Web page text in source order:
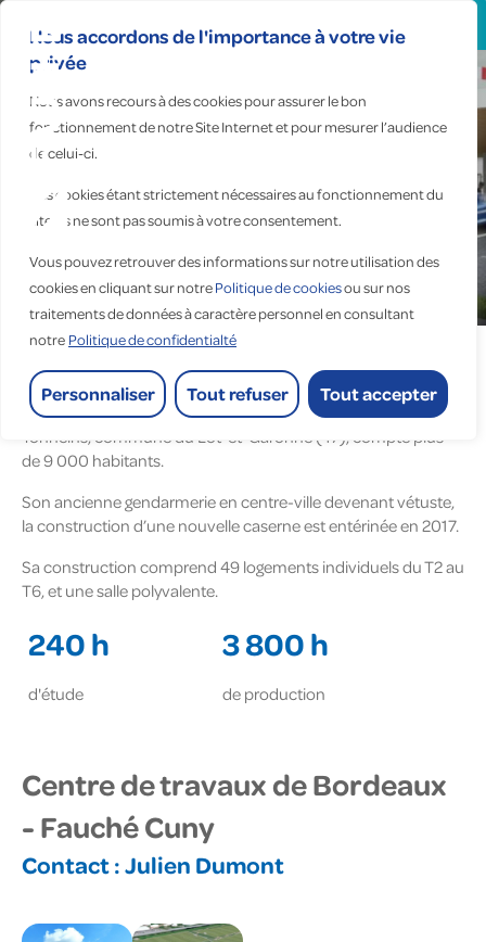
Nous accordons de l'importance à votre vie
privée
Nous avons recours à des cookies pour assurer le bon
fonctionnement de notre Site Internet et pour mesurer l’audience
de celui-ci.
Ces cookies étant strictement nécessaires au fonctionnement du
site, ils ne sont pas soumis à votre consentement.
Vous pouvez retrouver des informations sur notre utilisation des
cookies en cliquant sur notrePolitique de cookiesou sur nos
traitements de données à caractère personnel en consultant
notre Politique de confidentialté
Personnaliser Tout refuser Tout accepter
Tonneins | Nouvelle-Aquitaine
ARICI
Installations électriques
d’une gendarmerie
Accueil > Réalisations >
Installations électriques d’une gendarmerie
Tonneins, commune du Lot-et-Garonne (47), compte plus
de 9 000 habitants.
Son ancienne gendarmerie en centre-ville devenant vétuste,
la construction d’une nouvelle caserne est entérinée en 2017.
Sa construction comprend 49 logements individuels du T2 au
T6, et une salle polyvalente.
240 h
d'étude
3 800 h
de production
Centre de travaux de Bordeaux
- Fauché Cuny
Contact :Julien Dumont